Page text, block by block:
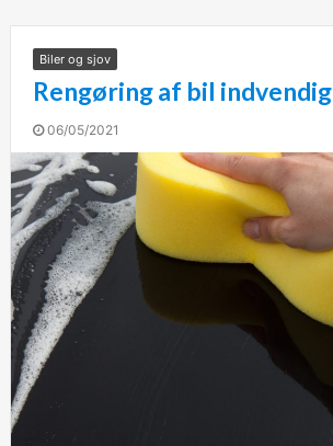
Biler og sjov
Rengøring af bil indvendig
06/05/2021